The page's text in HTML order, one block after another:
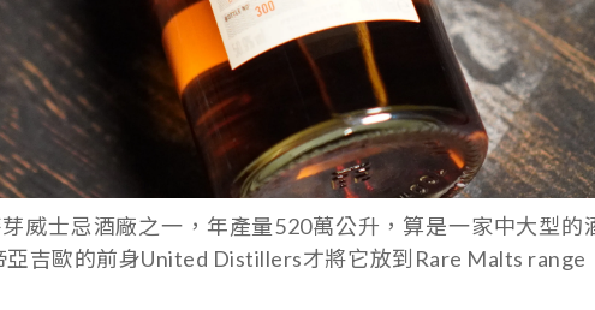
士忌酒廠之一，年產量520萬公升，算是一家中大型的
吉歐的前身United Distillers才將它放到Rare Malts range